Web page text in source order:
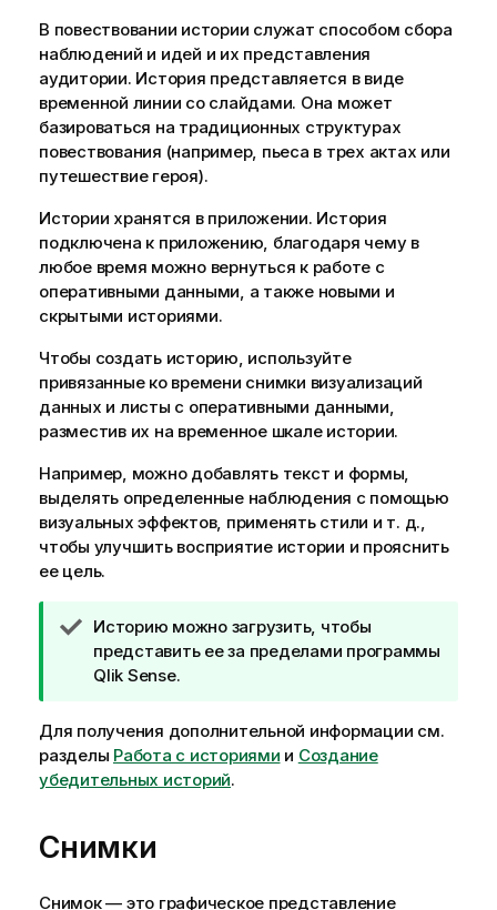
В повествовании истории служат способом сбора
наблюдений и идей и их представления
аудитории. История представляется в виде
временной линии со слайдами. Она может
базироваться на традиционных структурах
повествования (например, пьеса в трех актах или
путешествие героя).
Истории хранятся в приложении. История
подключена к приложению, благодаря чему в
любое время можно вернуться к работе с
оперативными данными, а также новыми и
скрытыми историями.
Чтобы создать историю, используйте
привязанные ко времени снимки визуализаций
данных и листы с оперативными данными,
разместив их на временное шкале истории.
Например, можно добавлять текст и формы,
выделять определенные наблюдения с помощью
визуальных эффектов, применять стили и т. д.,
чтобы улучшить восприятие истории и прояснить
ее цель.
П
р
и
е
ч
а
е
Историю можно загрузить, чтобы
представить ее за пределами программы
Qlik Sense.
Для получения дополнительной информации см.
разделы Работа с историями и Создание
убедительных историй.
Снимки
Снимок — это графическое представление